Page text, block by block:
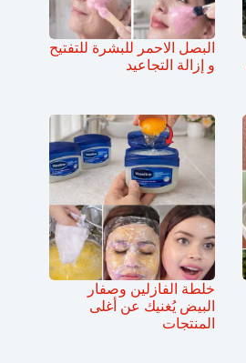
البصل الاحمر للبشرة للتفتيح
و إزالة التجاعيد
خلطة الفازلين وصفار
البيض يُغنيك عن أغلى
المنتجات